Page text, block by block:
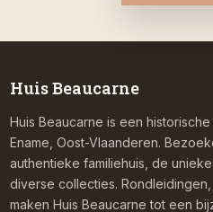
Huis Beaucarne
Huis Beaucarne is een
Ename, Oost-Vlaanderen.
authentieke familiehuis, de
diverse collecties.
maken Huis Beaucarne tot een